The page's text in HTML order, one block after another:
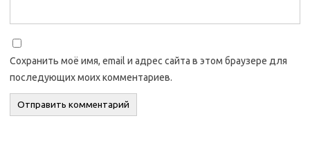
Сохранить моё имя, email и адрес сайта в этом браузере для
последующих моих комментариев.